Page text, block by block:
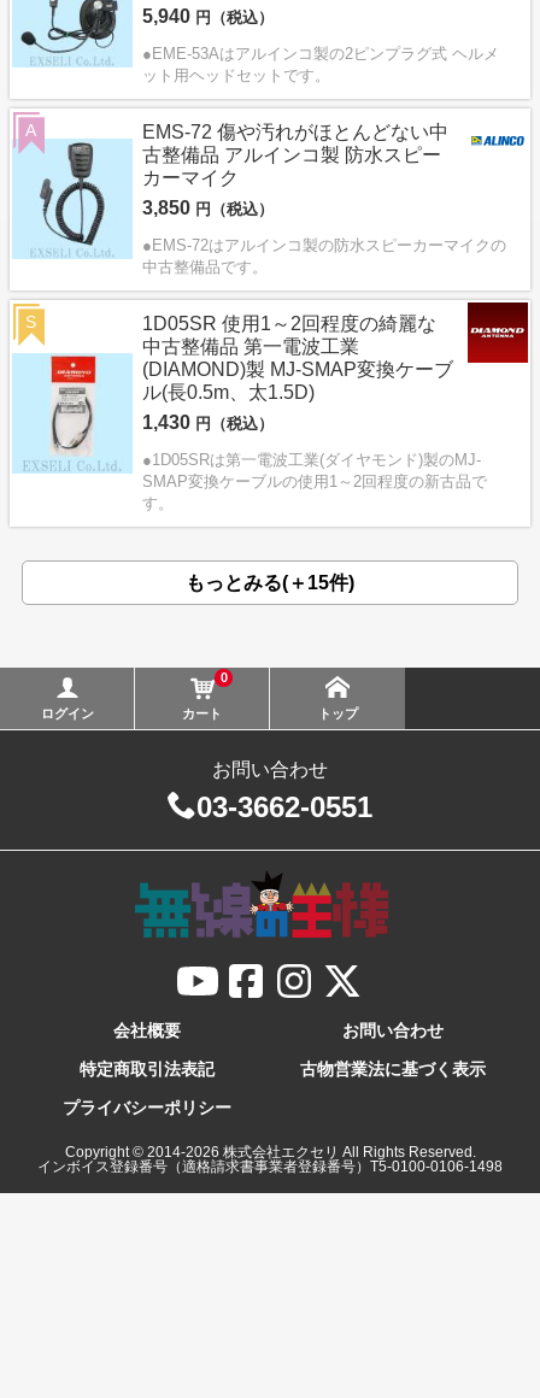
5,940 円（税込）
●EME-53Aはアルインコ製の2ピンプラグ式 ヘルメ
ット用ヘッドセットです。
EMS-72 傷や汚れがほとんどない中
古整備品 アルインコ製 防水スピー
カーマイク
3,850 円（税込）
●EMS-72はアルインコ製の防水スピーカーマイクの
中古整備品です。
A
1D05SR 使用1～2回程度の綺麗な
中古整備品 第一電波工業
(DIAMOND)製 MJ-SMAP変換ケーブ
ル(長0.5m、太1.5D)
1,430 円（税込）
●1D05SRは第一電波工業(ダイヤモンド)製のMJ-
SMAP変換ケーブルの使用1～2回程度の新古品で
す。
S
もっとみる(＋15件)
ログイン
0
カート トップ
お問い合わせ
03-3662-0551
会社概要
お問い合わせ
特定商取引法表記
古物営業法に基づく表示
プライバシーポリシー
Copyright © 2014-2026 株式会社エクセリ All Rights Reserved.
インボイス登録番号（適格請求書事業者登録番号）T5-0100-0106-1498